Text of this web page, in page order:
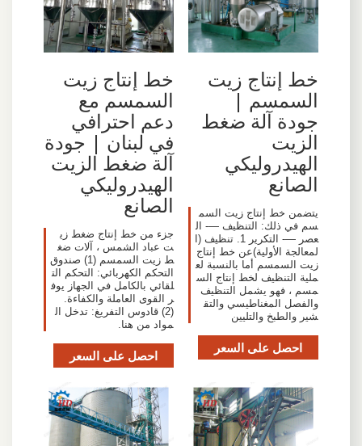
خط إنتاج زيت
السمسم |
جودة آلة ضغط
الزيت
الهيدروليكي
الصانع
يتضمن خط إنتاج زيت السم
سم في ذلك: التنظيف —- ال
عصر —- التكرير 1. تنظيف (ا
لمعالجة الأولية)عن خط إنتاج
زيت السمسم أما بالنسبة لع
ملية التنظيف لخط إنتاج الس
مسم ، فهو يشمل التنظيف
والفصل المغناطيسي والتق
شير والطبخ والتليين
احصل على السعر
خط إنتاج زيت
السمسم مع
دعم احترافي
في لبنان | جودة
آلة ضغط الزيت
الهيدروليكي
الصانع
جزء من خط إنتاج ضغط زي
ت عباد الشمس ، آلات ضغ
ط زيت السمسم (1) صندوق
التحكم الكهربائي: التحكم الت
لقائي بالكامل في الجهاز يوف
ر القوى العاملة والكفاءة.
(2) قادوس التفريغ: تدخل ال
مواد من هنا.
احصل على السعر